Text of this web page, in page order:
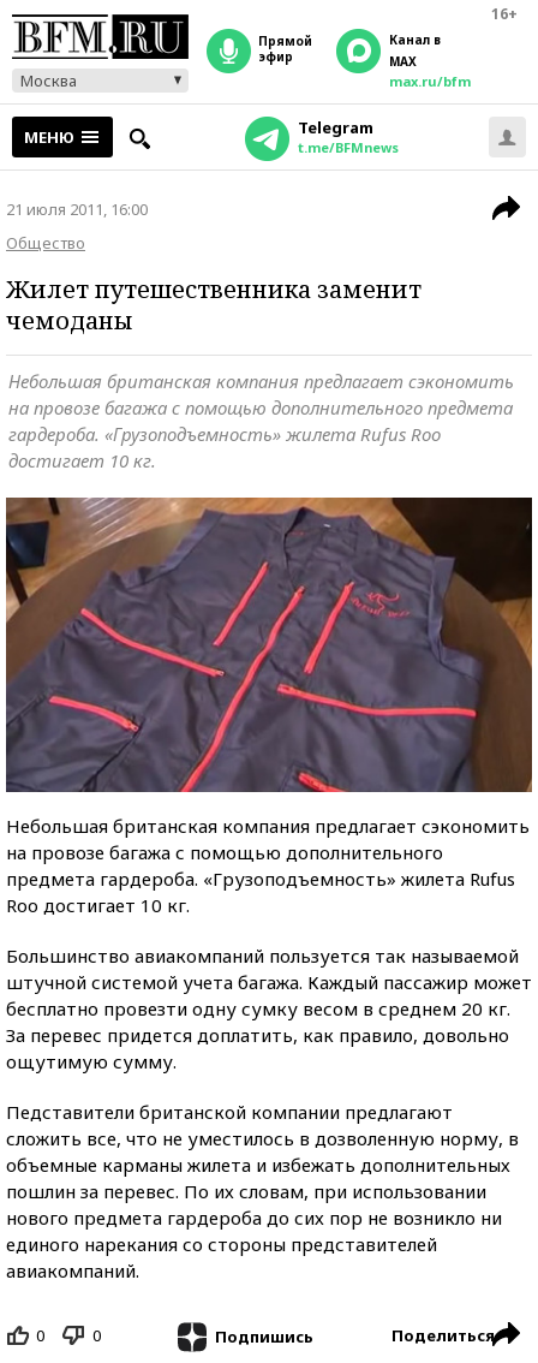
16+
Москва
прямой
эфир
Канал в
MAX
max.ru/bfm
МЕНЮ Telegram
t.me/BFMnews
21 июля 2011, 16:00
Общество
Жилет путешественника заменит
чемоданы
Небольшая британская компания предлагает сэкономить
на провозе багажа с помощью дополнительного предмета
гардероба. «Грузоподъемность» жилета Rufus Roo
достигает 10 кг.
Небольшая британская компания предлагает сэкономить
на провозе багажа с помощью дополнительного
предмета гардероба. «Грузоподъемность» жилета Rufus
Roo достигает 10 кг.
Большинство авиакомпаний пользуется так называемой
штучной системой учета багажа. Каждый пассажир может
бесплатно провезти одну сумку весом в среднем 20 кг.
За перевес придется доплатить, как правило, довольно
ощутимую сумму.
Педставители британской компании предлагают
сложить все, что не уместилось в дозволенную норму, в
объемные карманы жилета и избежать дополнительных
пошлин за перевес. По их словам, при использовании
нового предмета гардероба до сих пор не возникло ни
единого нарекания со стороны представителей
авиакомпаний.
0 0 Подпишись Поделиться